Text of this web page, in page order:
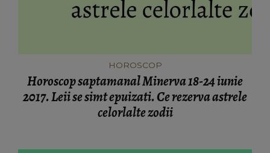
HOROSCOP
Horoscop saptamanal Minerva 18-24 iunie
2017. Leii se simt epuizati. Ce rezerva astrele
celorlalte zodii